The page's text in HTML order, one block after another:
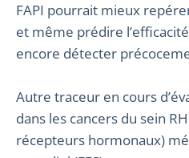
FAPI pourrait mieux
et même prédire
encore détecter
Autre traceur en cours
dans les cancers du sein
récepteurs hormonaux)